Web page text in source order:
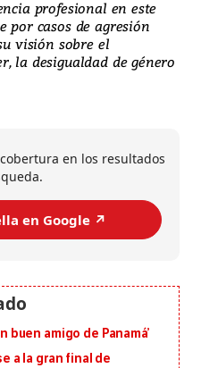
profesional en este
por casos de agresión
visión sobre el
la desigualdad de género
en los resultados
en Google ↗️
buen amigo de Panamá’
a la gran final de